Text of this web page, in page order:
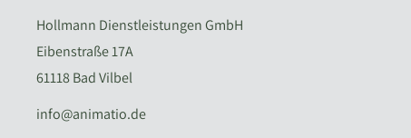
Hollmann Dienstleistungen GmbH
Eibenstraße 17A
61118 Bad Vilbel
info@animatio.de